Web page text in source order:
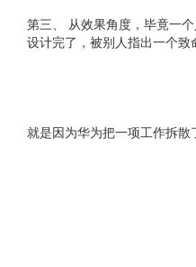
第三、 从效果角度，毕竟一
设计完了，被别人指出一个致
就是因为华为把一项工作拆